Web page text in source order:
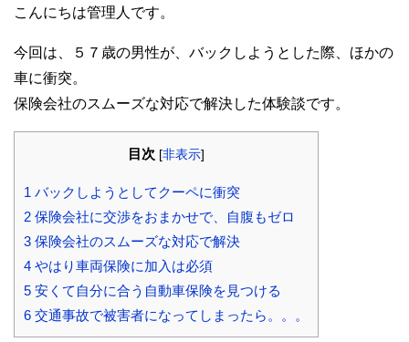
こんにちは管理人です。
今回は、５７歳の男性が、バックしようとした際、ほかの
車に衝突。
保険会社のスムーズな対応で解決した体験談です。
目次 [非表示]
1 バックしようとしてクーペに衝突
2 保険会社に交渉をおまかせで、自腹もゼロ
3 保険会社のスムーズな対応で解決
4 やはり車両保険に加入は必須
5 安くて自分に合う自動車保険を見つける
6 交通事故で被害者になってしまったら。。。